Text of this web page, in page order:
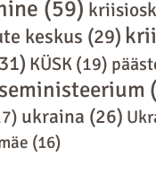
(59)
keskus (29)
KÜSK (19)
ukraina (26)
(16)